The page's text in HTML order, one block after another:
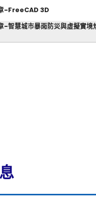
-FreeCAD 3D
-智慧城市暴雨防災與虛擬實境